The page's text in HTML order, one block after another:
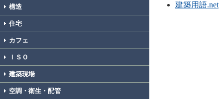
構造
住宅
カフェ
ＩＳＯ
建築現場
空調・衛生・配管
建築用語.net